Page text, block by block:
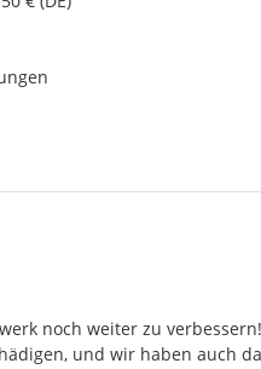
noch weiter zu verbessern!
und wir haben auch